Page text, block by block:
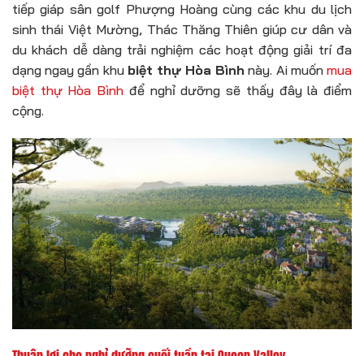
tiếp giáp sân golf Phượng Hoàng cùng các khu du lịch
sinh thái Việt Mường, Thác Thăng Thiên giúp cư dân và
du khách dễ dàng trải nghiệm các hoạt động giải trí đa
dạng ngay gần khu biệt thự Hòa Bình này. Ai muốnmua
biệt thự Hòa Bình để nghỉ dưỡng sẽ thấy đây là điểm
cộng.